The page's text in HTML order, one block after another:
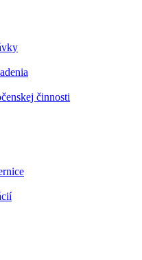
činnosti